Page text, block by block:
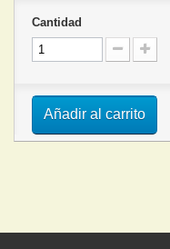
Cantidad
Añadir al carrito